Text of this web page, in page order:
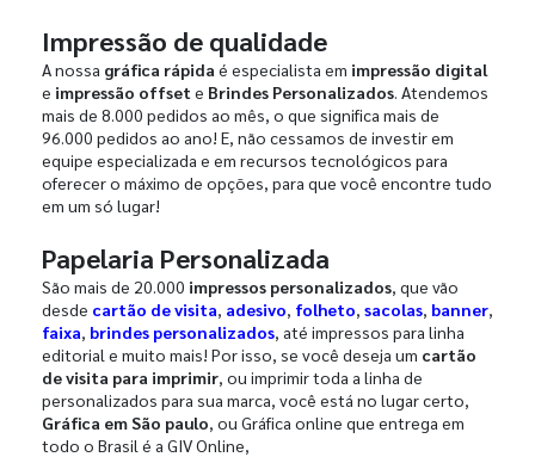
Impressão de qualidade
A nossa gráfica rápida é especialista em impressão digital
e impressão offset e Brindes Personalizados. Atendemos
mais de 8.000 pedidos ao mês, o que significa mais de
96.000 pedidos ao ano! E, não cessamos de investir em
equipe especializada e em recursos tecnológicos para
oferecer o máximo de opções, para que você encontre tudo
em um só lugar!
Papelaria Personalizada
São mais de 20.000 impressos personalizados, que vão
desde cartão de visita, adesivo, folheto, sacolas, banner,
faixa, brindes personalizados, até impressos para linha
editorial e muito mais! Por isso, se você deseja um cartão
de visita para imprimir, ou imprimir toda a linha de
personalizados para sua marca, você está no lugar certo,
Gráfica em São paulo, ou Gráfica online que entrega em
todo o Brasil é a GIV Online,